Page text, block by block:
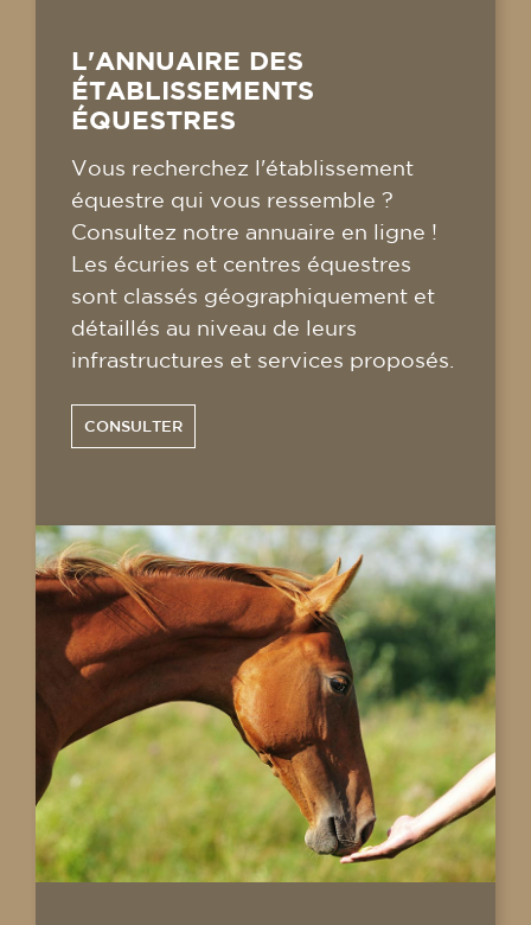
L'ANNUAIRE DES
ÉTABLISSEMENTS
ÉQUESTRES
Vous recherchez l'établissement
équestre qui vous ressemble ?
Consultez notre annuaire en ligne !
Les écuries et centres équestres
sont classés géographiquement et
détaillés au niveau de leurs
infrastructures et services proposés.
CONSULTER